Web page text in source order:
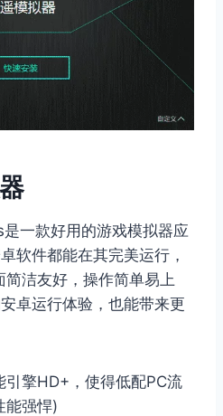
一款好用的游戏模拟器应
软件都能在其完美运行，
洁友好，操作简单易上
卓运行体验，也能带来更
引擎HD+，使得低配PC流
能强悍)